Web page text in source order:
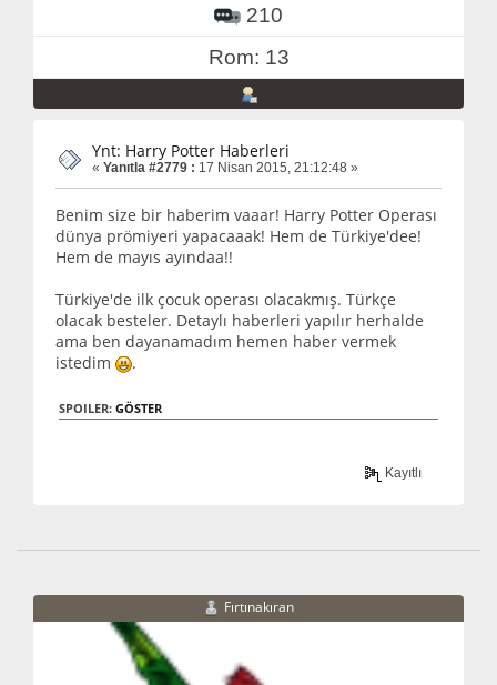
210
Rom: 13
Ynt: Harry Potter Haberleri
« Yanıtla #2779 : 17 Nisan 2015, 21:12:48 »
Benim size bir haberim vaaar! Harry Potter Operası
dünya prömiyeri yapacaaak! Hem de Türkiye'dee!
Hem de mayıs ayındaa!!
Türkiye'de ilk çocuk operası olacakmış. Türkçe
olacak besteler. Detaylı haberleri yapılır herhalde
ama ben dayanamadım hemen haber vermek
istedim
.
SPOILER: GÖSTER
Kayıtlı
Fırtınakıran